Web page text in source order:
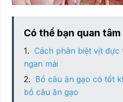
Có thể bạn quan tâm
Cách phân biệt vịt đực
ngan mái
Bồ câu ăn gạo có tốt
bồ câu ăn gạo